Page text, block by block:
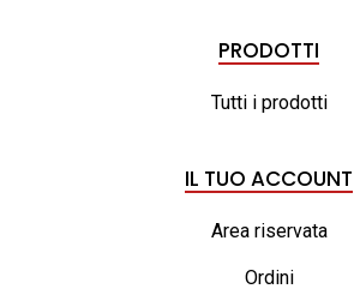
PRODOTTI
Tutti i prodotti
IL TUO ACCOUNT
Area riservata
Ordini